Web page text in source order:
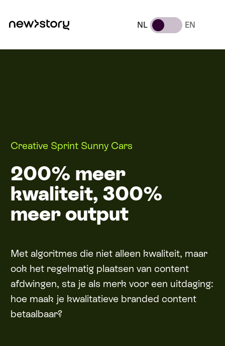
NL EN
Creative Sprint Sunny Cars
200% meer
kwaliteit, 300%
meer output
Met algoritmes die niet alleen kwaliteit, maar
ook het regelmatig plaatsen van content
afdwingen, sta je als merk voor een uitdaging:
hoe maak je kwalitatieve branded content
betaalbaar?